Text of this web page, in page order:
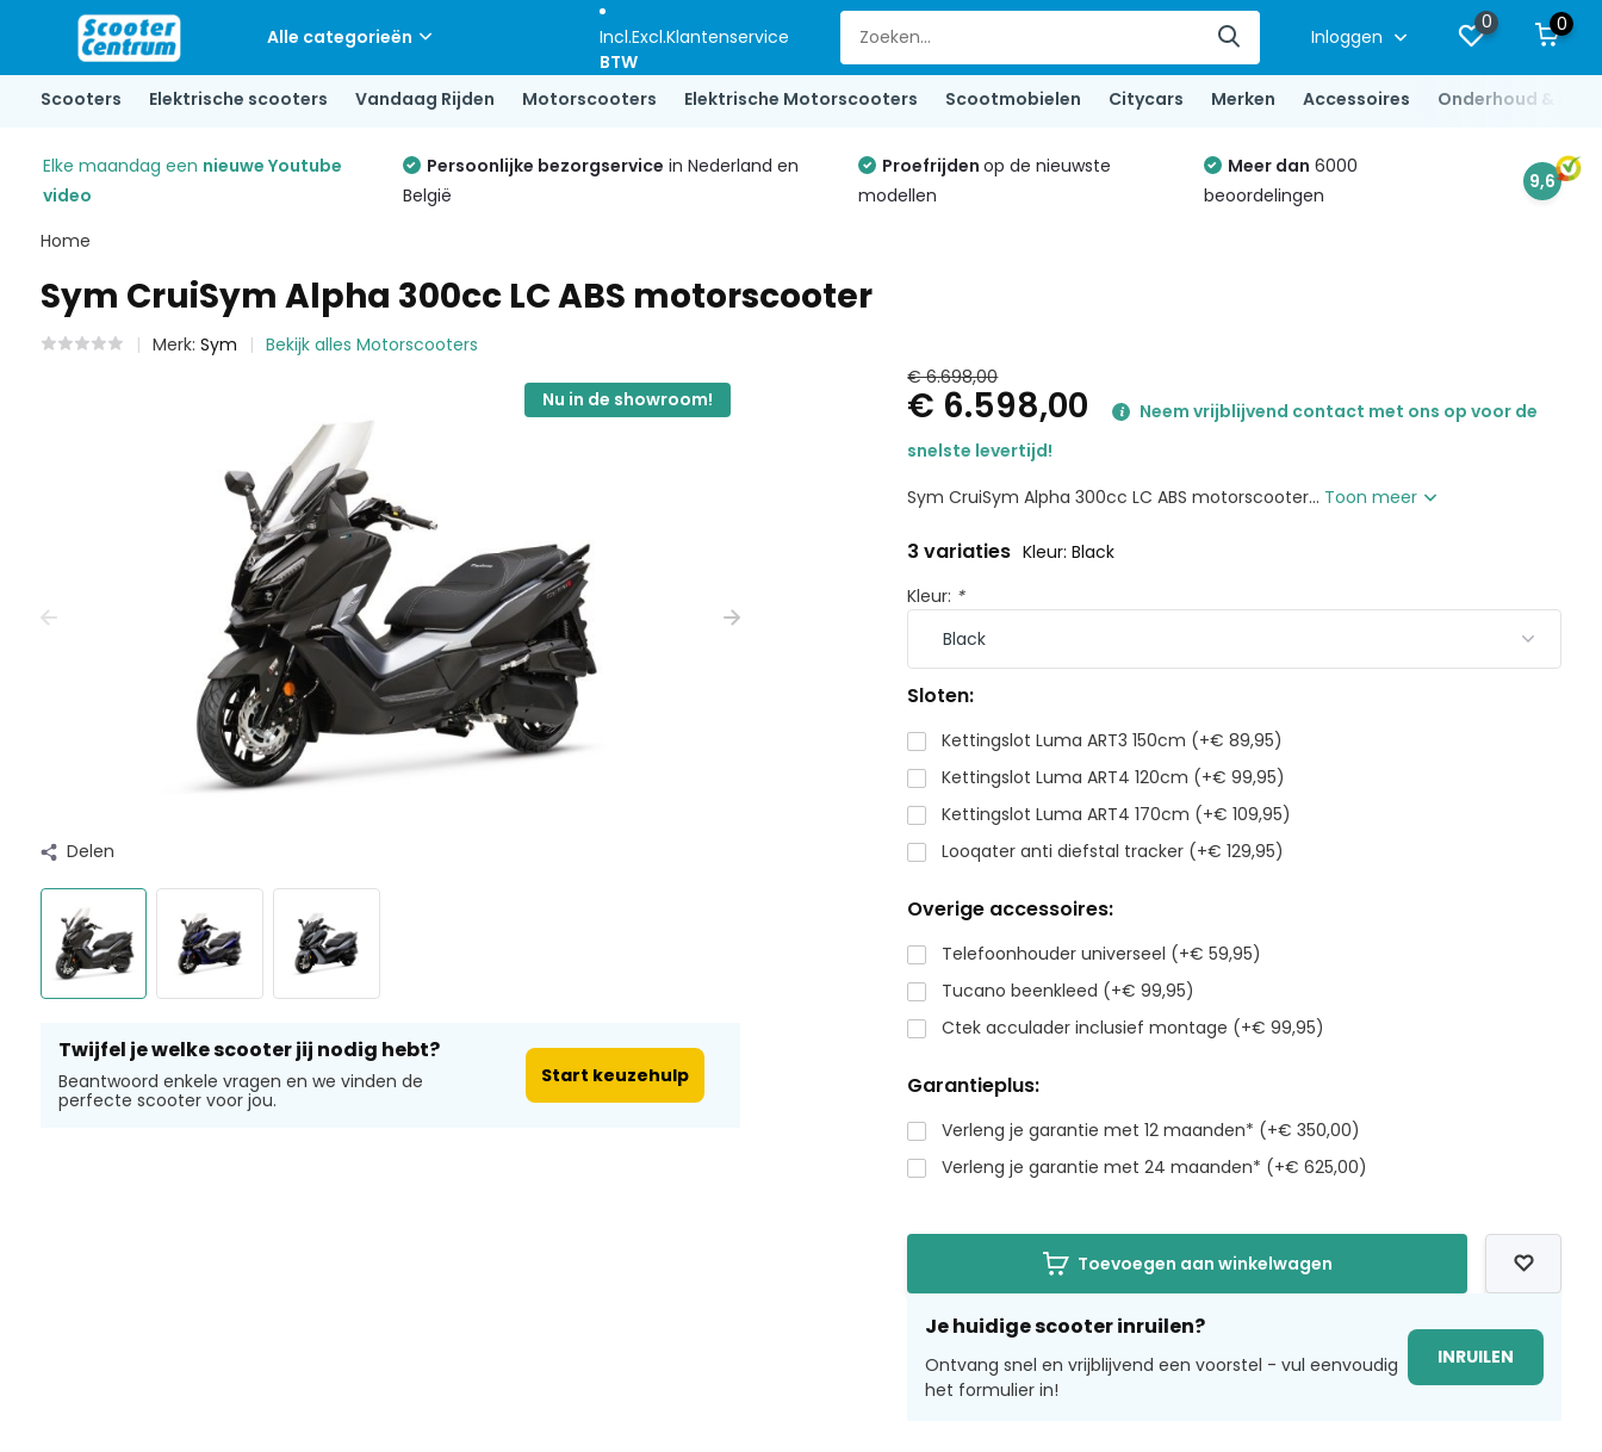
Alle categorieën Incl.Excl.
BTW
Klantenservice Inloggen
0 0
Scooters Elektrische scooters Vandaag Rijden Motorscooters Elektrische Motorscooters Scootmobielen Citycars Merken Accessoires Onderhoud &
Elke maandag een nieuwe Youtube
video
Persoonlijke bezorgservice in Nederland en
België
Proefrijdenop de nieuwste
modellen
Meer dan 6000
beoordelingen
9,6
Home
Sym CruiSym Alpha 300cc LC ABS motorscooter
Merk: Sym Bekijk alles Motorscooters
Nu in de showroom!
Delen
Twijfel je welke scooter jij nodig hebt?
Beantwoord enkele vragen en we vinden de
perfecte scooter voor jou.
Start keuzehulp
€ 6.698,00
€ 6.598,00
Neem vrijblijvend contact met ons op voor de
snelste levertijd!
Sym CruiSym Alpha 300cc LC ABS motorscooter... Toon meer
3 variaties Kleur: Black
Kleur: *
Sloten:
Kettingslot Luma ART3 150cm (+€ 89,95)
Kettingslot Luma ART4 120cm (+€ 99,95)
Kettingslot Luma ART4 170cm (+€ 109,95)
Looqater anti diefstal tracker (+€ 129,95)
Overige accessoires:
Telefoonhouder universeel (+€ 59,95)
Tucano beenkleed (+€ 99,95)
Ctek acculader inclusief montage (+€ 99,95)
Garantieplus:
Verleng je garantie met 12 maanden* (+€ 350,00)
Verleng je garantie met 24 maanden* (+€ 625,00)
Toevoegen aan winkelwagen
Je huidige scooter inruilen?
Ontvang snel en vrijblijvend een voorstel - vul eenvoudig
het formulier in!
INRUILEN